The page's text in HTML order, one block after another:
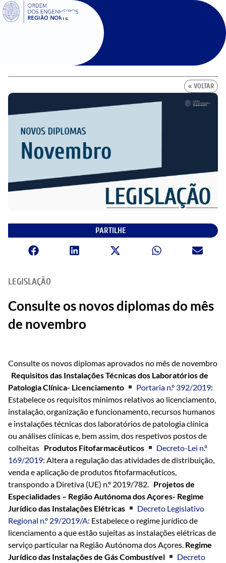
SIGOE
« VOLTAR
PARTILHE
LEGISLAÇÃO
Consulte os novos diplomas do mês
de novembro
Consulte os novos diplomas aprovados no mês de novembro
Requisitos das Instalações Técnicas dos Laboratórios de
Patologia Clínica- Licenciamento
Portaria n.º 392/2019:
Estabelece os requisitos mínimos relativos ao licenciamento,
instalação, organização e funcionamento, recursos humanos
e instalações técnicas dos laboratórios de patologia clínica
ou análises clínicas e, bem assim, dos respetivos postos de
colheitas Produtos Fitofarmacêuticos
Decreto-Lei n.º
169/2019: Altera a regulação das atividades de distribuição,
venda e aplicação de produtos fitofarmacêuticos,
transpondo a Diretiva (UE) n.º 2019/782. Projetos de
Especialidades – Região Autónoma dos Açores- Regime
Jurídico das Instalações Elétricas
Decreto Legislativo
Regional n.º 29/2019/A: Estabelece o regime jurídico de
licenciamento a que estão sujeitas as instalações elétricas de
serviço particular na Região Autónoma dos Açores. Regime
Jurídico das Instalações de Gás Combustível
Decreto